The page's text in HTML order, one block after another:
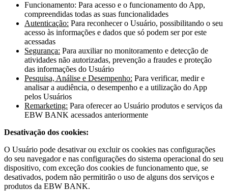
Funcionamento: Para acesso e o funcionamento do App,
compreendidas todas as suas funcionalidades
Autenticação: Para reconhecer o Usuário, possibilitando o seu
acesso às informações e dados que só podem ser por este
acessadas
Segurança: Para auxiliar no monitoramento e detecção de
atividades não autorizadas, prevenção a fraudes e proteção
das informações do Usuário
Pesquisa, Análise e Desempenho: Para verificar, medir e
analisar a audiência, o desempenho e a utilização do App
pelos Usuários
Remarketing: Para oferecer ao Usuário produtos e serviços da
EBW BANK acessados anteriormente
Desativação dos cookies:
O Usuário pode desativar ou excluir os cookies nas configurações
do seu navegador e nas configurações do sistema operacional do seu
dispositivo, com exceção dos cookies de funcionamento que, se
desativados, podem não permitirão o uso de alguns dos serviços e
produtos da EBW BANK.